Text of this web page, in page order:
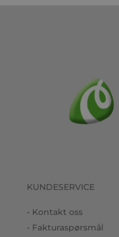
KUNDESERVICE
- Kontakt oss
- Fakturaspørsmål